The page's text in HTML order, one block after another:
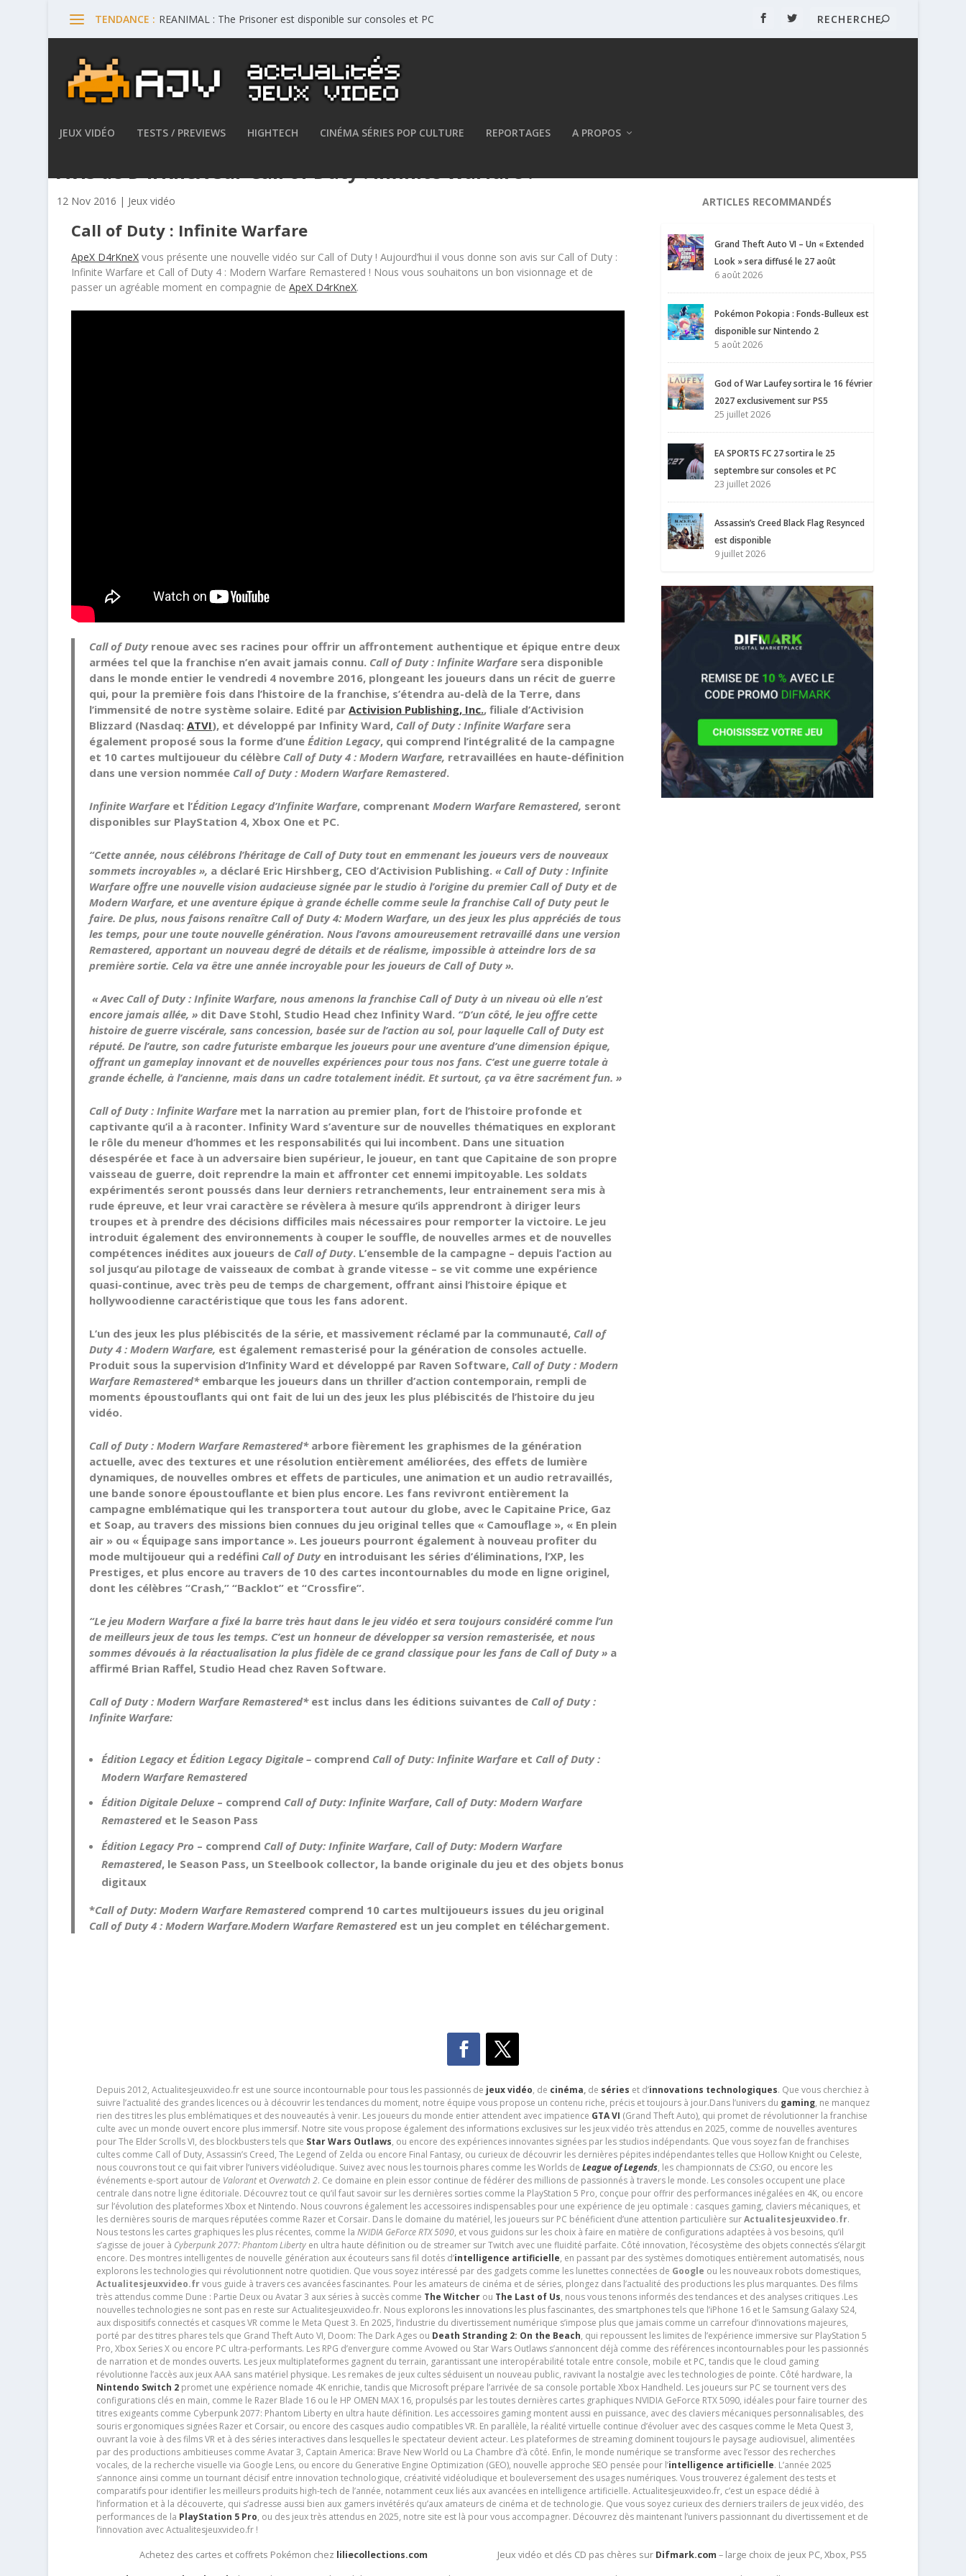
TENDANCE : REANIMAL : The Prisoner est disponible sur consoles et PC
JEUX VIDÉO TESTS / PREVIEWS HIGHTECH CINÉMA SÉRIES POP CULTURE REPORTAGES A PROPOS
Avis de D4rKneX sur Call of Duty : Infinite Warfare !
12 Nov 2016 | Jeux vidéo
Call of Duty : Infinite Warfare
ApeX D4rKneX vous présente une nouvelle vidéo sur Call of Duty ! Aujourd’hui il vous donne son avis sur Call of Duty :
Infinite Warfare et Call of Duty 4 : Modern Warfare Remastered ! Nous vous souhaitons un bon visionnage et de
passer un agréable moment en compagnie deApeX D4rKneX.
Call of Duty renoue avec ses racines pour offrir un affrontement authentique et épique entre deux
armées tel que la franchise n’en avait jamais connu. Call of Duty : Infinite Warfare sera disponible
dans le monde entier le vendredi 4 novembre 2016, plongeant les joueurs dans un récit de guerre
qui, pour la première fois dans l’histoire de la franchise, s’étendra au-delà de la Terre, dans
l’immensité de notre système solaire. Edité parActivision Publishing, Inc., filiale d’Activision
Blizzard (Nasdaq:ATVI), et développé par Infinity Ward, Call of Duty : Infinite Warfare sera
également proposé sous la forme d’uneÉdition Legacy, qui comprend l’intégralité de la campagne
et 10 cartes multijoueur du célèbre Call of Duty 4 : Modern Warfare, retravaillées en haute-définition
dans une version nommée Call of Duty: Modern WarfareRemastered.
Infinite Warfare et l’Édition Legacy d’Infinite Warfare, comprenantModern Warfare Remastered, seront
disponibles sur PlayStation 4, Xbox One et PC.
“Cette année, nous célébrons l’héritage de Call of Duty tout en emmenant les joueurs vers de nouveaux
sommets incroyables », a déclaré Eric Hirshberg, CEO d’Activision Publishing.« Call of Duty : Infinite
Warfare offre une nouvelle vision audacieuse signée par le studio à l’origine du premier Call of Duty et de
Modern Warfare, et une aventure épique à grande échelle comme seule la franchise Call of Duty peut le
faire. De plus, nous faisons renaître Call of Duty 4: Modern Warfare, un des jeux les plus appréciés de tous
les temps, pour une toute nouvelle génération. Nous l’avons amoureusement retravaillé dans une version
Remastered, apportant un nouveau degré de détails et de réalisme, impossible à atteindre lors de sa
première sortie. Cela va être une année incroyable pour les joueurs de Call of Duty ».
« Avec Call of Duty : Infinite Warfare, nous amenons la franchise Call of Duty à un niveau où elle n’est
encore jamais allée, » dit Dave Stohl, Studio Head chez Infinity Ward. “D’un côté, le jeu offre cette
histoire de guerre viscérale, sans concession, basée sur de l’action au sol, pour laquelle Call of Duty est
réputé. De l’autre, son cadre futuriste embarque les joueurs pour une aventure d’une dimension épique,
offrant un gameplay innovant et de nouvelles expériences pour tous nos fans. C’est une guerre totale à
grande échelle, à l’ancienne, mais dans un cadre totalement inédit. Et surtout, ça va être sacrément fun. »
Call of Duty : Infinite Warfare met la narration au premier plan, fort de l’histoire profonde et
captivante qu’il a à raconter. Infinity Ward s’aventure sur de nouvelles thématiques en explorant
le rôle du meneur d’hommes et les responsabilités qui lui incombent. Dans une situation
désespérée et face à un adversaire bien supérieur, le joueur, en tant que Capitaine de son propre
vaisseau de guerre, doit reprendre la main et affronter cet ennemi impitoyable. Les soldats
expérimentés seront poussés dans leur derniers retranchements, leur entrainement sera mis à
rude épreuve, et leur vrai caractère se révèlera à mesure qu’ils apprendront à diriger leurs
troupes et à prendre des décisions difficiles mais nécessaires pour remporter la victoire. Le jeu
introduit également des environnements à couper le souffle, de nouvelles armes et de nouvelles
compétences inédites aux joueurs de Call of Duty. L’ensemble de la campagne – depuis l’action au
sol jusqu’au pilotage de vaisseaux de combat à grande vitesse – se vit comme une expérience
quasi-continue, avec très peu de temps de chargement, offrant ainsi l’histoire épique et
hollywoodienne caractéristique que tous les fans adorent.
L’un des jeux les plus plébiscités de la série, et massivement réclamé par la communauté, Call of
Duty 4 : Modern Warfare, est également remasterisé pour la génération de consoles actuelle.
Produit sous la supervision d’Infinity Ward et développé par Raven Software, Call of Duty : Modern
Warfare Remastered* embarque les joueurs dans un thriller d’action contemporain, rempli de
moments époustouflants qui ont fait de lui un des jeux les plus plébiscités de l’histoire du jeu
vidéo.
Call of Duty : Modern Warfare Remastered*arbore fièrement les graphismes de la génération
actuelle, avec des textures et une résolution entièrement améliorées, des effets de lumière
dynamiques, de nouvelles ombres et effets de particules, une animation et un audio retravaillés,
une bande sonore époustouflante et bien plus encore. Les fans revivront entièrement la
campagne emblématique qui les transportera tout autour du globe, avec le Capitaine Price, Gaz
et Soap, au travers des missions bien connues du jeu original telles que « Camouflage », « En plein
air » ou « Équipage sans importance ». Les joueurs pourront également à nouveau profiter du
mode multijoueur qui a redéfini Call of Dutyen introduisant les séries d’éliminations, l’XP, les
Prestiges, et plus encore au travers de 10 des cartes incontournables du mode en ligne originel,
dont les célèbres “Crash,” “Backlot” et “Crossfire”.
“Le jeu Modern Warfare a fixé la barre très haut dans le jeu vidéo et sera toujours considéré comme l’un
de meilleurs jeux de tous les temps. C’est un honneur de développer sa version remasterisée, et nous
sommes dévoués à la réactualisation la plus fidèle de ce grand classique pour les fans de Call of Duty » a
affirmé Brian Raffel, Studio Head chez Raven Software.
Call of Duty : Modern Warfare Remastered*est inclus dans les éditions suivantes de Call of Duty :
Infinite Warfare:
Édition Legacy et Édition Legacy Digitale – comprend Call of Duty: Infinite Warfare et Call of Duty :
Modern Warfare Remastered
Édition Digitale Deluxe – comprend Call of Duty: Infinite Warfare, Call of Duty: Modern Warfare
Remasteredet le Season Pass
Édition Legacy Pro – comprend Call of Duty: Infinite Warfare, Call of Duty: Modern Warfare
Remastered, le Season Pass, un Steelbook collector, la bande originale du jeu et des objets bonus
digitaux
*Call of Duty: Modern Warfare Remasteredcomprend 10 cartes multijoueurs issues du jeu original
Call of Duty 4 : Modern Warfare.Modern Warfare Remasteredest un jeu complet en téléchargement.
ARTICLES RECOMMANDÉS
Grand Theft Auto VI – Un « Extended
Look » sera diffusé le 27 août
6 août 2026
Pokémon Pokopia : Fonds-Bulleux est
disponible sur Nintendo 2
5 août 2026
God of War Laufey sortira le 16 février
2027 exclusivement sur PS5
25 juillet 2026
EA SPORTS FC 27 sortira le 25
septembre sur consoles et PC
23 juillet 2026
Assassin’s Creed Black Flag Resynced
est disponible
9 juillet 2026
Depuis 2012, Actualitesjeuxvideo.fr est une source incontournable pour tous les passionnés de jeux vidéo, de cinéma,de séries et d’innovations technologiques. Que vous cherchiez à
suivre l’actualité des grandes licences ou à découvrir les tendances du moment, notre équipe vous propose un contenu riche, précis et toujours à jour.Dans l’univers du gaming, ne manquez
rien des titres les plus emblématiques et des nouveautés à venir. Les joueurs du monde entier attendent avec impatience GTA VI (Grand Theft Auto), qui promet de révolutionner la franchise
culte avec un monde ouvert encore plus immersif. Notre site vous propose également des informations exclusives sur les jeux vidéo très attendus en 2025, comme de nouvelles aventures
pour The Elder Scrolls VI, des blockbusters tels que Star Wars Outlaws, ou encore des expériences innovantes signées par les studios indépendants. Que vous soyez fan de franchises
cultes comme Call of Duty, Assassin’s Creed, The Legend of Zelda ou encore Final Fantasy, ou curieux de découvrir les dernières pépites indépendantes telles que Hollow Knight ou Celeste,
nous couvrons tout ce qui fait vibrer l’univers vidéoludique. Suivez avec nous les tournois phares comme les Worlds de League of Legends, les championnats de CS:GO, ou encore les
événements e-sport autour de Valorantet Overwatch 2. Ce domaine en plein essor continue de fédérer des millions de passionnés à travers le monde. Les consoles occupent une place
centrale dans notre ligne éditoriale. Découvrez tout ce qu’il faut savoir sur les dernières sorties comme la PlayStation 5 Pro, conçue pour offrir des performances inégalées en 4K, ou encore
sur l’évolution des plateformes Xbox et Nintendo. Nous couvrons également les accessoires indispensables pour une expérience de jeu optimale : casques gaming, claviers mécaniques, et
les dernières souris de marques réputées comme Razer et Corsair. Dans le domaine du matériel, les joueurs sur PC bénéficient d’une attention particulière surActualitesjeuxvideo.fr.
Nous testons les cartes graphiques les plus récentes, comme la NVIDIA GeForce RTX 5090, et vous guidons sur les choix à faire en matière de configurations adaptées à vos besoins, qu’il
s’agisse de jouer à Cyberpunk 2077: Phantom Libertyen ultra haute définition ou de streamer sur Twitch avec une fluidité parfaite. Côté innovation, l’écosystème des objets connectés s’élargit
encore. Des montres intelligentes de nouvelle génération aux écouteurs sans fil dotés d’intelligence artificielle, en passant par des systèmes domotiques entièrement automatisés, nous
explorons les technologies qui révolutionnent notre quotidien. Que vous soyez intéressé par des gadgets comme les lunettes connectées de Google ou les nouveaux robots domestiques,
Actualitesjeuxvideo.frvous guide à travers ces avancées fascinantes. Pour les amateurs de cinéma et de séries, plongez dans l’actualité des productions les plus marquantes. Des films
très attendus comme Dune : Partie Deux ou Avatar 3 aux séries à succès comme The Witcherou The Last of Us, nous vous tenons informés des tendances et des analyses critiques .Les
nouvelles technologies ne sont pas en reste sur Actualitesjeuxvideo.fr. Nous explorons les innovations les plus fascinantes, des smartphones tels que l’iPhone 16 et le Samsung Galaxy S24,
aux dispositifs connectés et casques VR comme le Meta Quest 3. En 2025, l’industrie du divertissement numérique s’impose plus que jamais comme un carrefour d’innovations majeures,
porté par des titres phares tels que Grand Theft Auto VI, Doom: The Dark Ages ou Death Stranding 2: On the Beach, qui repoussent les limites de l’expérience immersive sur PlayStation 5
Pro, Xbox Series X ou encore PC ultra-performants. Les RPG d’envergure comme Avowed ou Star Wars Outlaws s’annoncent déjà comme des références incontournables pour les passionnés
de narration et de mondes ouverts. Les jeux multiplateformes gagnent du terrain, garantissant une interopérabilité totale entre console, mobile et PC, tandis que le cloud gaming
révolutionne l’accès aux jeux AAA sans matériel physique. Les remakes de jeux cultes séduisent un nouveau public, ravivant la nostalgie avec les technologies de pointe. Côté hardware, la
Nintendo Switch 2promet une expérience nomade 4K enrichie, tandis que Microsoft prépare l’arrivée de sa console portable Xbox Handheld. Les joueurs sur PC se tournent vers des
configurations clés en main, comme le Razer Blade 16 ou le HP OMEN MAX 16, propulsés par les toutes dernières cartes graphiques NVIDIA GeForce RTX 5090, idéales pour faire tourner des
titres exigeants comme Cyberpunk 2077: Phantom Liberty en ultra haute définition. Les accessoires gaming montent aussi en puissance, avec des claviers mécaniques personnalisables, des
souris ergonomiques signées Razer et Corsair, ou encore des casques audio compatibles VR. En parallèle, la réalité virtuelle continue d’évoluer avec des casques comme le Meta Quest 3,
ouvrant la voie à des films VR et à des séries interactives dans lesquelles le spectateur devient acteur. Les plateformes de streaming dominent toujours le paysage audiovisuel, alimentées
par des productions ambitieuses comme Avatar 3, Captain America: Brave New World ou La Chambre d’à côté. Enfin, le monde numérique se transforme avec l’essor des recherches
vocales, de la recherche visuelle via Google Lens, ou encore du Generative Engine Optimization (GEO), nouvelle approche SEO pensée pour l’intelligence artificielle. L’année 2025
s’annonce ainsi comme un tournant décisif entre innovation technologique, créativité vidéoludique et bouleversement des usages numériques. Vous trouverez également des tests et
comparatifs pour identifier les meilleurs produits high-tech de l’année, notamment ceux liés aux avancées en intelligence artificielle. Actualitesjeuxvideo.fr, c’est un espace dédié à
l’information et à la découverte, qui s’adresse aussi bien aux gamers invétérés qu’aux amateurs de cinéma et de technologie. Que vous soyez curieux des derniers trailers de jeux vidéo, des
performances de la PlayStation 5 Pro, ou des jeux très attendus en 2025, notre site est là pour vous accompagner. Découvrez dès maintenant l’univers passionnant du divertissement et de
l’innovation avec Actualitesjeuxvideo.fr !
Achetez des cartes et coffrets Pokémon chez liliecollections.com Jeux vidéo et clés CD pas chères sur Difmark.com – large choix de jeux PC, Xbox, PS5